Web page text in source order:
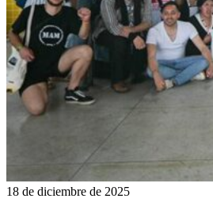
18 de diciembre de 2025